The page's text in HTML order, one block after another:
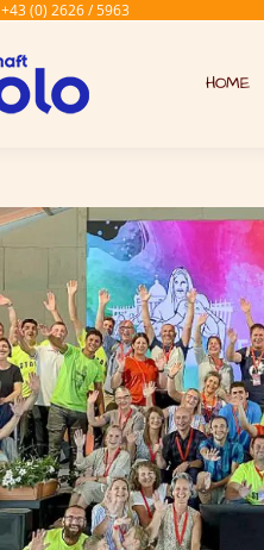
+43 (0) 2626 / 5963
HOME